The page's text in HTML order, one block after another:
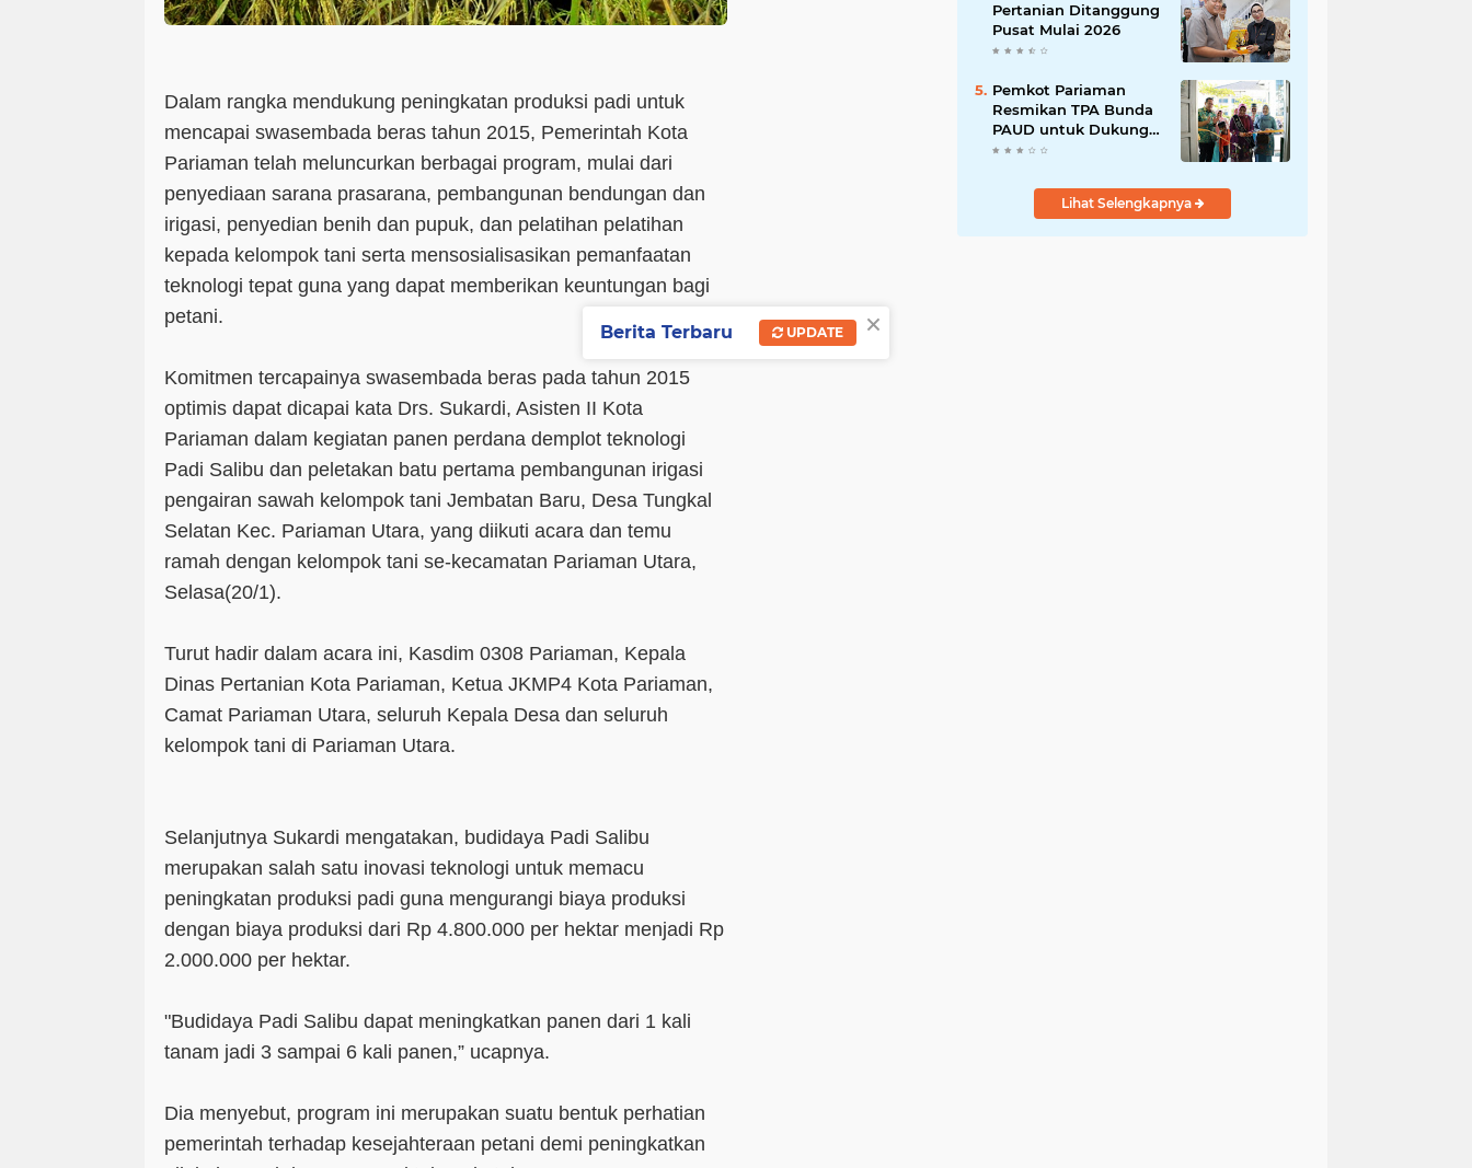
Dalam rangka mendukung peningkatan produksi padi untuk
mencapai swasembada beras tahun 2015, Pemerintah Kota
Pariaman telah meluncurkan berbagai program, mulai dari
penyediaan sarana prasarana, pembangunan bendungan dan
irigasi, penyedian benih dan pupuk, dan pelatihan pelatihan
kepada kelompok tani serta mensosialisasikan pemanfaatan
teknologi tepat guna yang dapat memberikan keuntungan bagi
petani.
Komitmen tercapainya swasembada beras pada tahun 2015
optimis dapat dicapai kata Drs. Sukardi, Asisten II Kota
Pariaman dalam kegiatan panen perdana demplot teknologi
Padi Salibu dan peletakan batu pertama pembangunan irigasi
pengairan sawah kelompok tani Jembatan Baru, Desa Tungkal
Selatan Kec. Pariaman Utara, yang diikuti acara dan temu
ramah dengan kelompok tani se-kecamatan Pariaman Utara,
Selasa(20/1).
Turut hadir dalam acara ini, Kasdim 0308 Pariaman, Kepala
Dinas Pertanian Kota Pariaman, Ketua JKMP4 Kota Pariaman,
Camat Pariaman Utara, seluruh Kepala Desa dan seluruh
kelompok tani di Pariaman Utara.
Selanjutnya Sukardi mengatakan, budidaya Padi Salibu
merupakan salah satu inovasi teknologi untuk memacu
peningkatan produksi padi guna mengurangi biaya produksi
dengan biaya produksi dari Rp 4.800.000 per hektar menjadi Rp
2.000.000 per hektar.
"Budidaya Padi Salibu dapat meningkatkan panen dari 1 kali
tanam jadi 3 sampai 6 kali panen,” ucapnya.
Dia menyebut, program ini merupakan suatu bentuk perhatian
pemerintah terhadap kesejahteraan petani demi peningkatkan
Pertanian Ditanggung
Pusat Mulai 2026
Pemkot Pariaman
Resmikan TPA Bunda
PAUD untuk Dukung
Pengasuhan Anak
Lihat Selengkapnya
×
Berita Terbaru UPDATE